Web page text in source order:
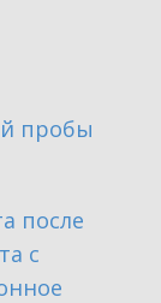
пробы
после
с